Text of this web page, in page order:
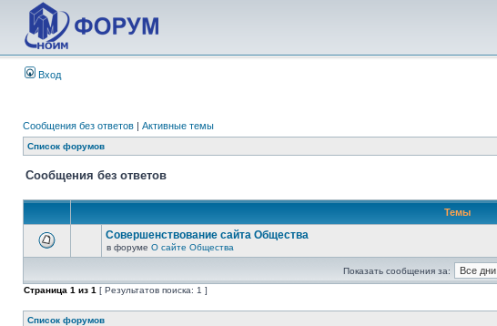
Вход
Сообщения без ответов | Активные темы
Список форумов
Сообщения без ответов
Темы
Совершенствование сайта Общества
в форуме О сайте Общества
Показать сообщения за:
Страница 1 из 1 [ Результатов поиска: 1 ]
Список форумов